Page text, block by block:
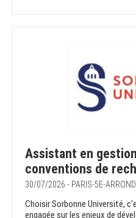
Assistant en
conventions de
30/07/2026 - PARIS-5E-
Choisir Sorbonne Université,
engagée sur les enjeux de